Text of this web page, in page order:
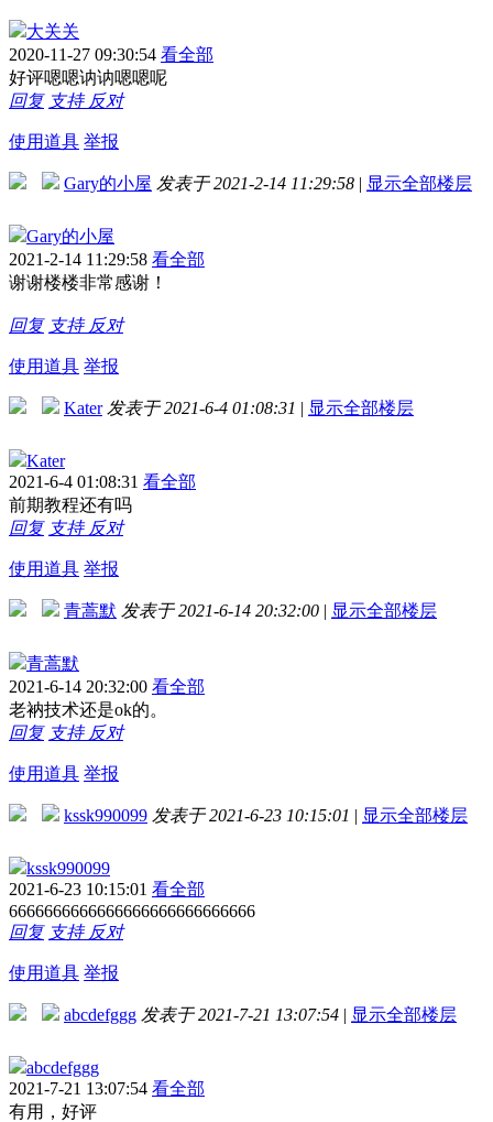
大关关
2020-11-27 09:30:54 看全部
好评嗯嗯讷讷嗯嗯呢
回复 支持 反对
使用道具 举报
Gary的小屋 发表于 2021-2-14 11:29:58 | 显示全部楼层
Gary的小屋
2021-2-14 11:29:58 看全部
谢谢楼楼非常感谢！
回复 支持 反对
使用道具 举报
Kater 发表于 2021-6-4 01:08:31 | 显示全部楼层
Kater
2021-6-4 01:08:31 看全部
前期教程还有吗
回复 支持 反对
使用道具 举报
青蒿默 发表于 2021-6-14 20:32:00 | 显示全部楼层
青蒿默
2021-6-14 20:32:00 看全部
老衲技术还是ok的。
回复 支持 反对
使用道具 举报
kssk990099 发表于 2021-6-23 10:15:01 | 显示全部楼层
kssk990099
2021-6-23 10:15:01 看全部
6666666666666666666666666666
回复 支持 反对
使用道具 举报
abcdefggg 发表于 2021-7-21 13:07:54 | 显示全部楼层
abcdefggg
2021-7-21 13:07:54 看全部
有用，好评